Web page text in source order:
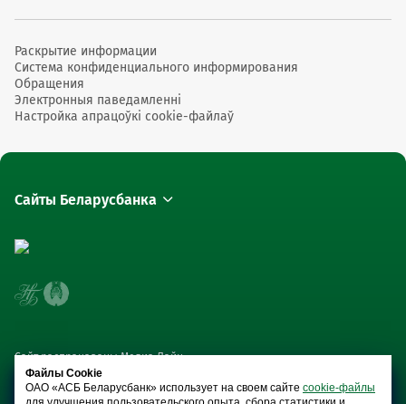
Раскрытие информации
Система конфиденциального информирования
Обращения
Электронныя паведамленні
Настройка апрацоўкі cookie-файлаў
Сайты Беларусбанка
Сайт распрацаваны Медиа Лайн
Файлы Cookie
ОАО «АСБ Беларусбанк» использует на своем сайте cookie-файлы